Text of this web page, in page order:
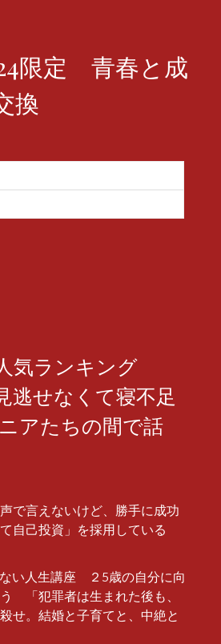
24限定 青春と成
換
気ランキング
せなくて寝不足
アたちの間で話
で言えないけど、勝手に成功
自己投資」を採用している
い人生講座 ２5歳の自分に向
「犯罪者は生まれた後も、
せ。結婚と子育てと、中絶と